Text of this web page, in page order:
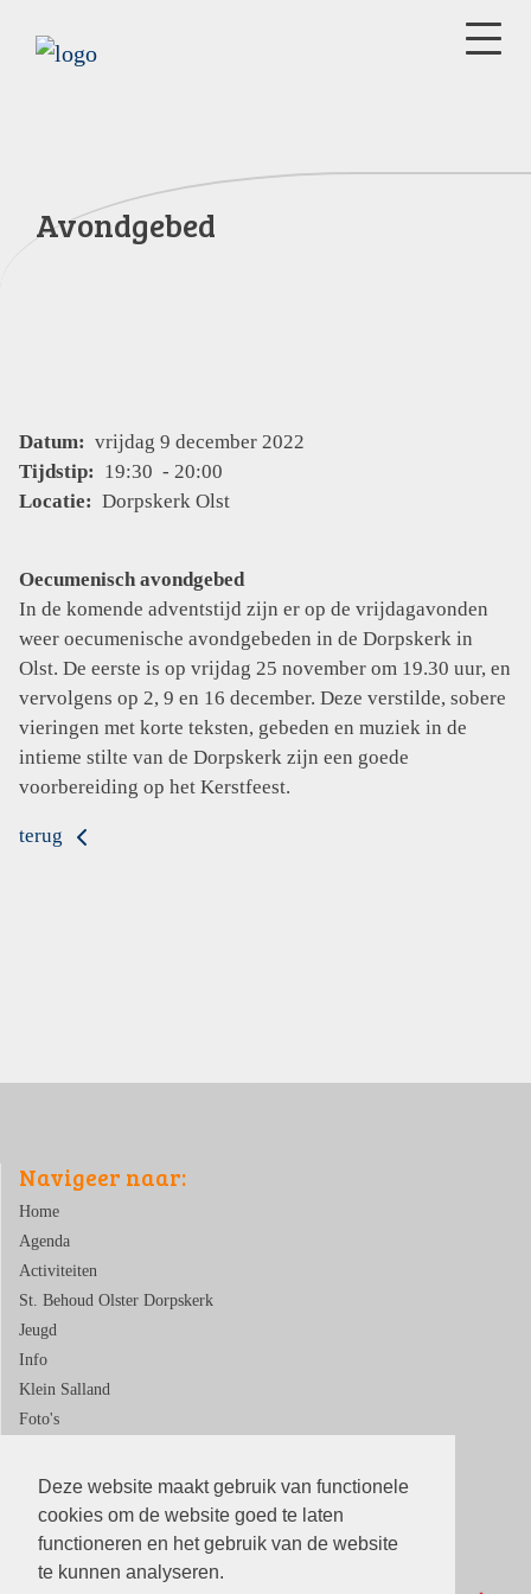
Deze website maakt gebruik van functionele
cookies om de website goed te laten
functioneren en het gebruik van de website
te kunnen analyseren.
Avondgebed
Datum: vrijdag 9 december 2022
Tijdstip: 19:30 - 20:00
Locatie: Dorpskerk Olst
Oecumenisch avondgebed
In de komende adventstijd zijn er op de vrijdagavonden
weer oecumenische avondgebeden in de Dorpskerk in
Olst. De eerste is op vrijdag 25 november om 19.30 uur, en
vervolgens op 2, 9 en 16 december. Deze verstilde, sobere
vieringen met korte teksten, gebeden en muziek in de
intieme stilte van de Dorpskerk zijn een goede
voorbereiding op het Kerstfeest.
terug
Navigeer naar:
Home
Agenda
Activiteiten
St. Behoud Olster Dorpskerk
Jeugd
Info
Klein Salland
Foto's